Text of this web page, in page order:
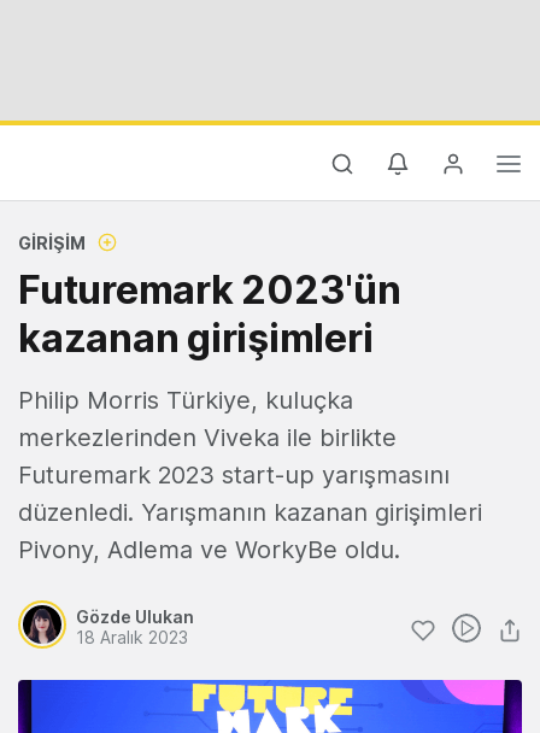
GIRIŞIM
Futuremark 2023'ün
kazanan girişimleri
Philip Morris Türkiye, kuluçka
merkezlerinden Viveka ile birlikte
Futuremark 2023 start-up yarışmasını
düzenledi. Yarışmanın kazanan girişimleri
Pivony, Adlema ve WorkyBe oldu.
Gözde Ulukan
18 Aralık 2023